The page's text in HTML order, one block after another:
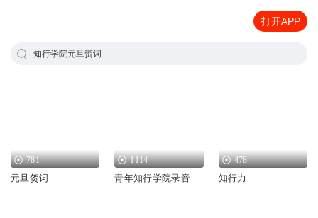
打开APP
知行学院元旦贺词
781
元旦贺词
1114
青年知行学院录音
478
知行力